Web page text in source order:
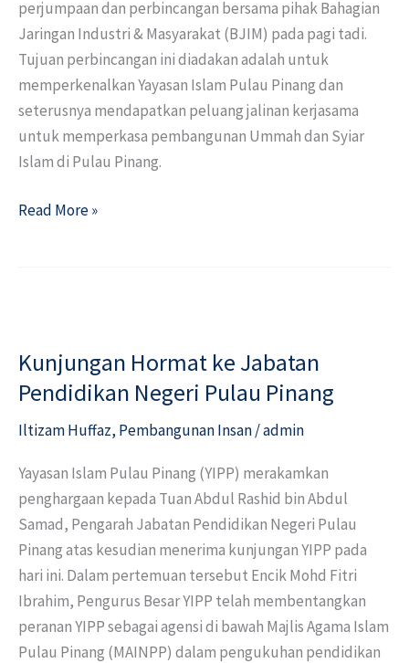
perjumpaan dan perbincangan bersama pihak Bahagian
Jaringan Industri & Masyarakat (BJIM) pada pagi tadi.
Tujuan perbincangan ini diadakan adalah untuk
memperkenalkan Yayasan Islam Pulau Pinang dan
seterusnya mendapatkan peluang jalinan kerjasama
untuk memperkasa pembangunan Ummah dan Syiar
Islam di Pulau Pinang.
Read More »
Kunjungan Hormat ke Jabatan
Pendidikan Negeri Pulau Pinang
Iltizam Huffaz, Pembangunan Insan/admin
Yayasan Islam Pulau Pinang (YIPP) merakamkan
penghargaan kepada Tuan Abdul Rashid bin Abdul
Samad, Pengarah Jabatan Pendidikan Negeri Pulau
Pinang atas kesudian menerima kunjungan YIPP pada
hari ini. Dalam pertemuan tersebut Encik Mohd Fitri
Ibrahim, Pengurus Besar YIPP telah membentangkan
peranan YIPP sebagai agensi di bawah Majlis Agama Islam
Pulau Pinang (MAINPP) dalam pengukuhan pendidikan
ke
Jabatan
Negeri
Pulau
Pinang